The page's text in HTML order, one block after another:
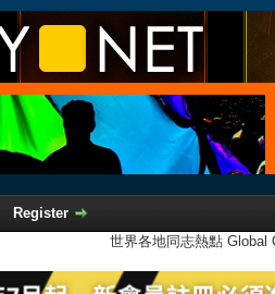
Register
世界各地同志熱點